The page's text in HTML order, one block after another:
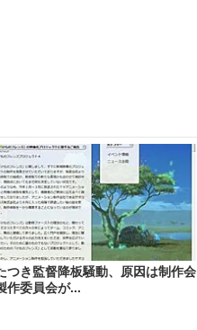
つき監督降板騒動、原因は制作会
委員会が...